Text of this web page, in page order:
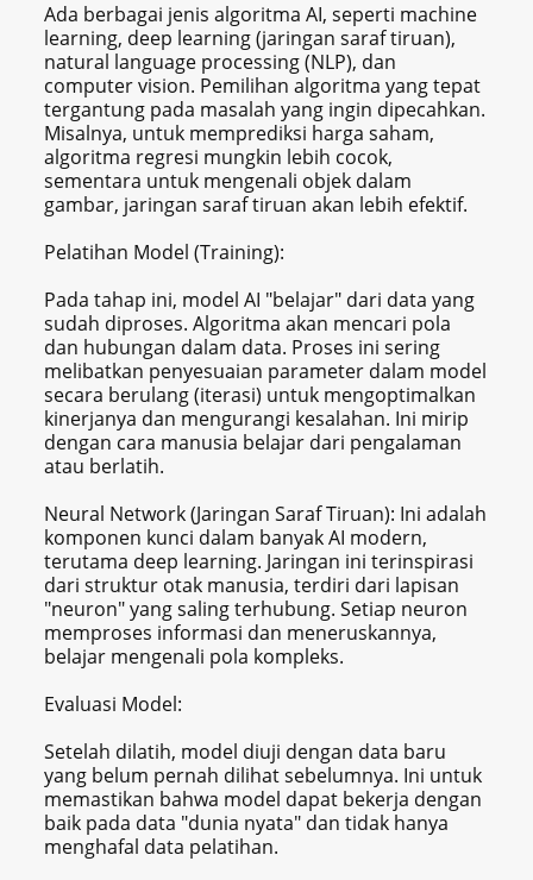
Ada berbagai jenis algoritma AI, seperti machine
learning, deep learning (jaringan saraf tiruan),
natural language processing (NLP), dan
computer vision. Pemilihan algoritma yang tepat
tergantung pada masalah yang ingin dipecahkan.
Misalnya, untuk memprediksi harga saham,
algoritma regresi mungkin lebih cocok,
sementara untuk mengenali objek dalam
gambar, jaringan saraf tiruan akan lebih efektif.
Pelatihan Model (Training):
Pada tahap ini, model AI "belajar" dari data yang
sudah diproses. Algoritma akan mencari pola
dan hubungan dalam data. Proses ini sering
melibatkan penyesuaian parameter dalam model
secara berulang (iterasi) untuk mengoptimalkan
kinerjanya dan mengurangi kesalahan. Ini mirip
dengan cara manusia belajar dari pengalaman
atau berlatih.
Neural Network (Jaringan Saraf Tiruan): Ini adalah
komponen kunci dalam banyak AI modern,
terutama deep learning. Jaringan ini terinspirasi
dari struktur otak manusia, terdiri dari lapisan
"neuron" yang saling terhubung. Setiap neuron
memproses informasi dan meneruskannya,
belajar mengenali pola kompleks.
Evaluasi Model:
Setelah dilatih, model diuji dengan data baru
yang belum pernah dilihat sebelumnya. Ini untuk
memastikan bahwa model dapat bekerja dengan
baik pada data "dunia nyata" dan tidak hanya
menghafal data pelatihan.